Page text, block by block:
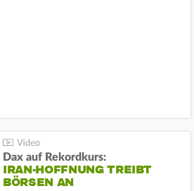
Dax auf Rekordkurs:
IRAN-HOFFNUNG TREIBT
BÖRSEN AN